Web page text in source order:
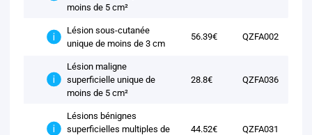
moins de 5 cm²
Lésion sous-cutanée
unique de moins de 3 cm
56.39€ QZFA002
Lésion maligne
superficielle unique de
moins de 5 cm²
28.8€ QZFA036
Lésions bénignes
superficielles multiples de
44.52€ QZFA031